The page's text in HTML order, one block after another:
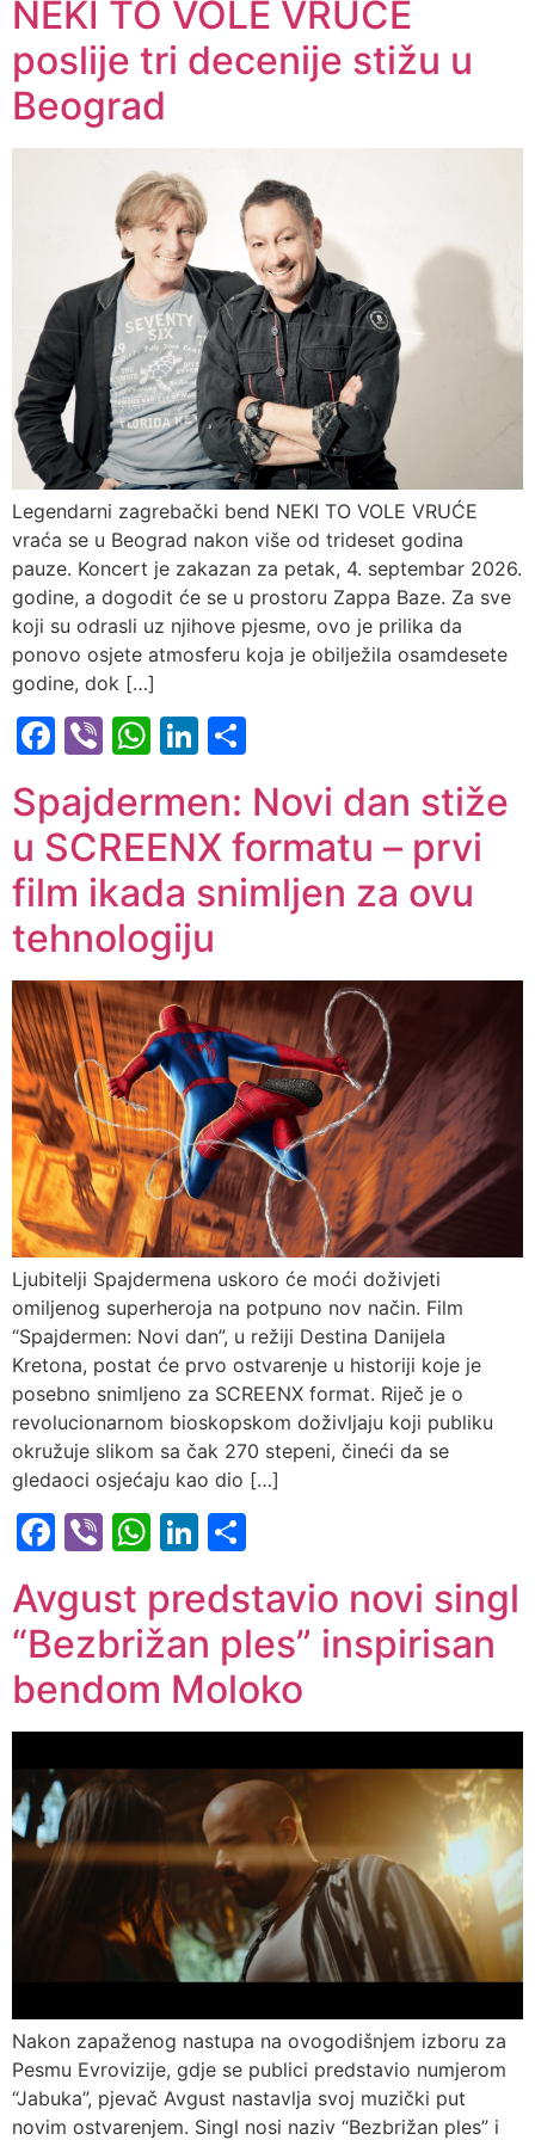
NEKI TO VOLE VRUĆE
poslije tri decenije stižu u
Beograd
Legendarni zagrebački bend NEKI TO VOLE VRUĆE
vraća se u Beograd nakon više od trideset godina
pauze. Koncert je zakazan za petak, 4. septembar 2026.
godine, a dogodit će se u prostoru Zappa Baze. Za sve
koji su odrasli uz njihove pjesme, ovo je prilika da
ponovo osjete atmosferu koja je obilježila osamdesete
godine, dok […]
Facebook
ViberWhatsApp
LinkedIn
Spajdermen: Novi dan stiže
u SCREENX formatu – prvi
film ikada snimljen za ovu
tehnologiju
Ljubitelji Spajdermena uskoro će moći doživjeti
omiljenog superheroja na potpuno nov način. Film
“Spajdermen: Novi dan”, u režiji Destina Danijela
Kretona, postat će prvo ostvarenje u historiji koje je
posebno snimljeno za SCREENX format. Riječ je o
revolucionarnom bioskopskom doživljaju koji publiku
okružuje slikom sa čak 270 stepeni, čineći da se
gledaoci osjećaju kao dio […]
Facebook
ViberWhatsApp
LinkedIn
Avgust predstavio novi singl
“Bezbrižan ples” inspirisan
bendom Moloko
Nakon zapaženog nastupa na ovogodišnjem izboru za
Pesmu Evrovizije, gdje se publici predstavio numjerom
“Jabuka”, pjevač Avgust nastavlja svoj muzički put
novim ostvarenjem. Singl nosi naziv “Bezbrižan ples” i